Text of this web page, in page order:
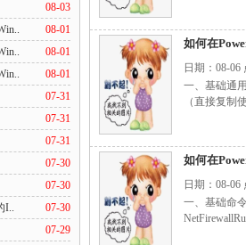
08-03
08-01
08-01
08-01
07-31
07-31
07-31
07-30
07-30
07-30
I..
07-29
如何在
日期：08-06
一、基础通
（直接复制
如何在
日期：08-06
一、基础命